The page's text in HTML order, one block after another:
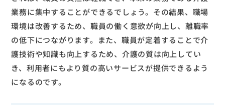
業務に集中することができるでしょう。その結果、職場
環境は改善するため、職員の働く意欲が向上し、離職率
の低下につながります。また、職員が定着することで介
護技術や知識も向上するため、介護の質は向上してい
き、利用者にもより質の高いサービスが提供できるよう
になるのです。